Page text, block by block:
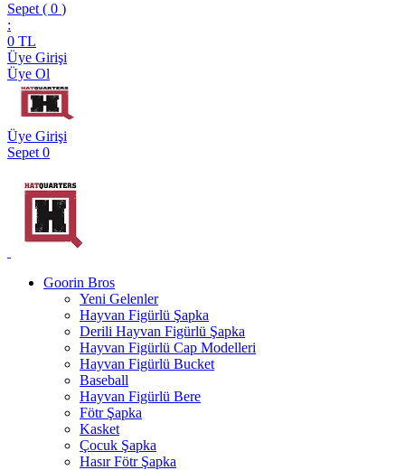
Sepet ( 0 )
:
0 TL
Üye Girişi
Üye Ol
Üye Girişi
Sepet 0
Goorin Bros
Yeni Gelenler
Hayvan Figürlü Şapka
Derili Hayvan Figürlü Şapka
Hayvan Figürlü Cap Modelleri
Hayvan Figürlü Bucket
Baseball
Hayvan Figürlü Bere
Fötr Şapka
Kasket
Çocuk Şapka
Hasır Fötr Şapka